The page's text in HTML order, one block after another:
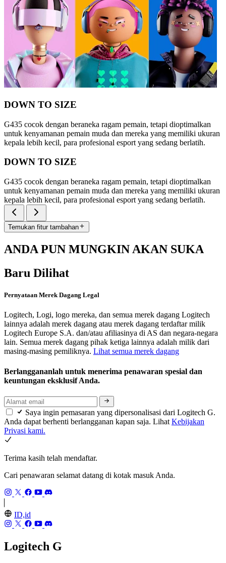
DOWN TO SIZE
G435 cocok dengan beraneka ragam pemain, tetapi dioptimalkan
untuk kenyamanan pemain muda dan mereka yang memiliki ukuran
kepala lebih kecil, para profesional esport yang sedang berlatih.
DOWN TO SIZE
G435 cocok dengan beraneka ragam pemain, tetapi dioptimalkan
untuk kenyamanan pemain muda dan mereka yang memiliki ukuran
kepala lebih kecil, para profesional esport yang sedang berlatih.
Temukan fitur tambahan
ANDA PUN MUNGKIN AKAN SUKA
Baru Dilihat
Pernyataan Merek Dagang Legal
Logitech, Logi, logo mereka, dan semua merek dagang Logitech
lainnya adalah merek dagang atau merek dagang terdaftar milik
Logitech Europe S.A. dan/atau afiliasinya di AS dan negara-negara
lain. Semua merek dagang pihak ketiga lainnya adalah milik dari
masing-masing pemiliknya. Lihat semua merek dagang
Berlanggananlah untuk menerima penawaran spesial dan
keuntungan eksklusif Anda.
Saya ingin pemasaran yang dipersonalisasi dari Logitech G.
Anda dapat berhenti berlangganan kapan saja. Lihat Kebijakan
Privasi kami.
Terima kasih telah mendaftar.
Cari penawaran selamat datang di kotak masuk Anda.
ID,id
Logitech G